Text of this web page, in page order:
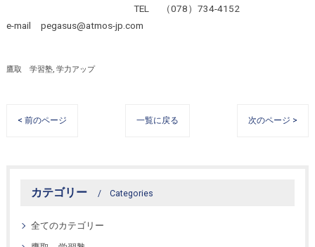
TEL （078）734-4152
e-mail pegasus@atmos-jp.com
鷹取 学習塾 学力アップ
< 前のページ 一覧に戻る 次のページ >
カテゴリー Categories
全てのカテゴリー